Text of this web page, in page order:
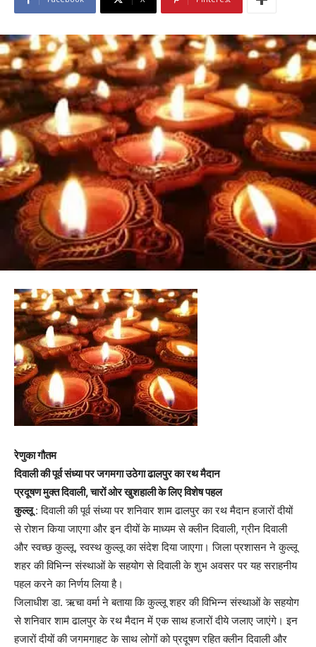
रेणुका गौतम
दिवाली की पूर्व संध्या पर जगमगा उठेगा ढालपुर का रथ मैदान
प्रदूषण मुक्त दिवाली, चारों ओर खुशहाली के लिए विशेष पहल
कुल्लू: दिवाली की पूर्व संध्या पर शनिवार शाम ढालपुर का रथ मैदान हजारों दीयों
से रोशन किया जाएगा और इन दीयों के माध्यम से क्लीन दिवाली, ग्रीन दिवाली
और स्वच्छ कुल्लू, स्वस्थ कुल्लू का संदेश दिया जाएगा। जिला प्रशासन ने कुल्लू
शहर की विभिन्न संस्थाओं के सहयोग से दिवाली के शुभ अवसर पर यह सराहनीय
पहल करने का निर्णय लिया है।
जिलाधीश डा. ऋचा वर्मा ने बताया कि कुल्लू शहर की विभिन्न संस्थाओं के सहयोग
से शनिवार शाम ढालपुर के रथ मैदान में एक साथ हजारों दीये जलाए जाएंगे। इन
हजारों दीयों की जगमगाहट के साथ लोगों को प्रदूषण रहित क्लीन दिवाली और